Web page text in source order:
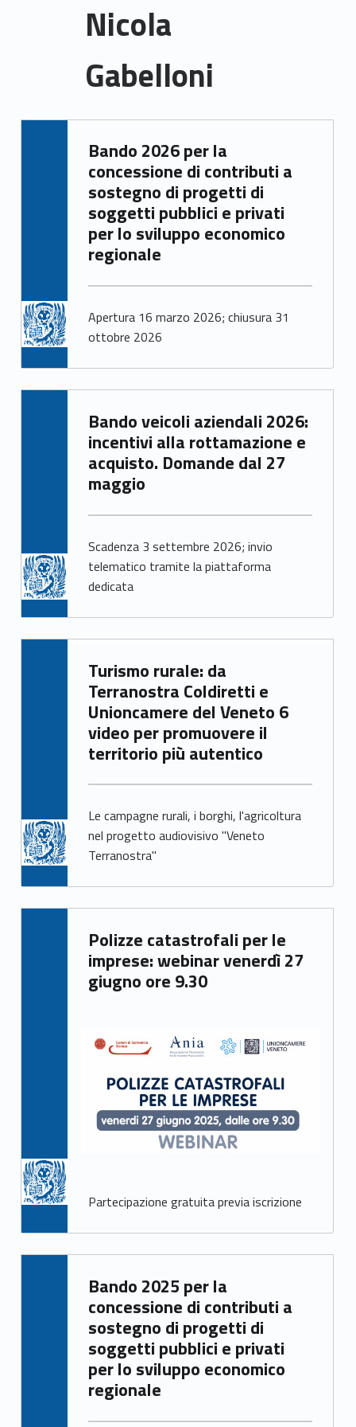
Nicola
Gabelloni
a
G
a
b
n
i
Bando 2026 per la
concessione di contributi a
sostegno di progetti di
soggetti pubblici e privati
per lo sviluppo economico
regionale
Apertura 16 marzo 2026; chiusura 31
ottobre 2026
Bando veicoli aziendali 2026:
incentivi alla rottamazione e
acquisto. Domande dal 27
maggio
Scadenza 3 settembre 2026; invio
telematico tramite la piattaforma
dedicata
Turismo rurale: da
Terranostra Coldiretti e
Unioncamere del Veneto 6
video per promuovere il
territorio più autentico
Le campagne rurali, i borghi, l'agricoltura
nel progetto audiovisivo "Veneto
Terranostra"
Polizze catastrofali per le
imprese: webinar venerdì 27
giugno ore 9.30
Partecipazione gratuita previa iscrizione
Bando 2025 per la
concessione di contributi a
sostegno di progetti di
soggetti pubblici e privati
per lo sviluppo economico
regionale